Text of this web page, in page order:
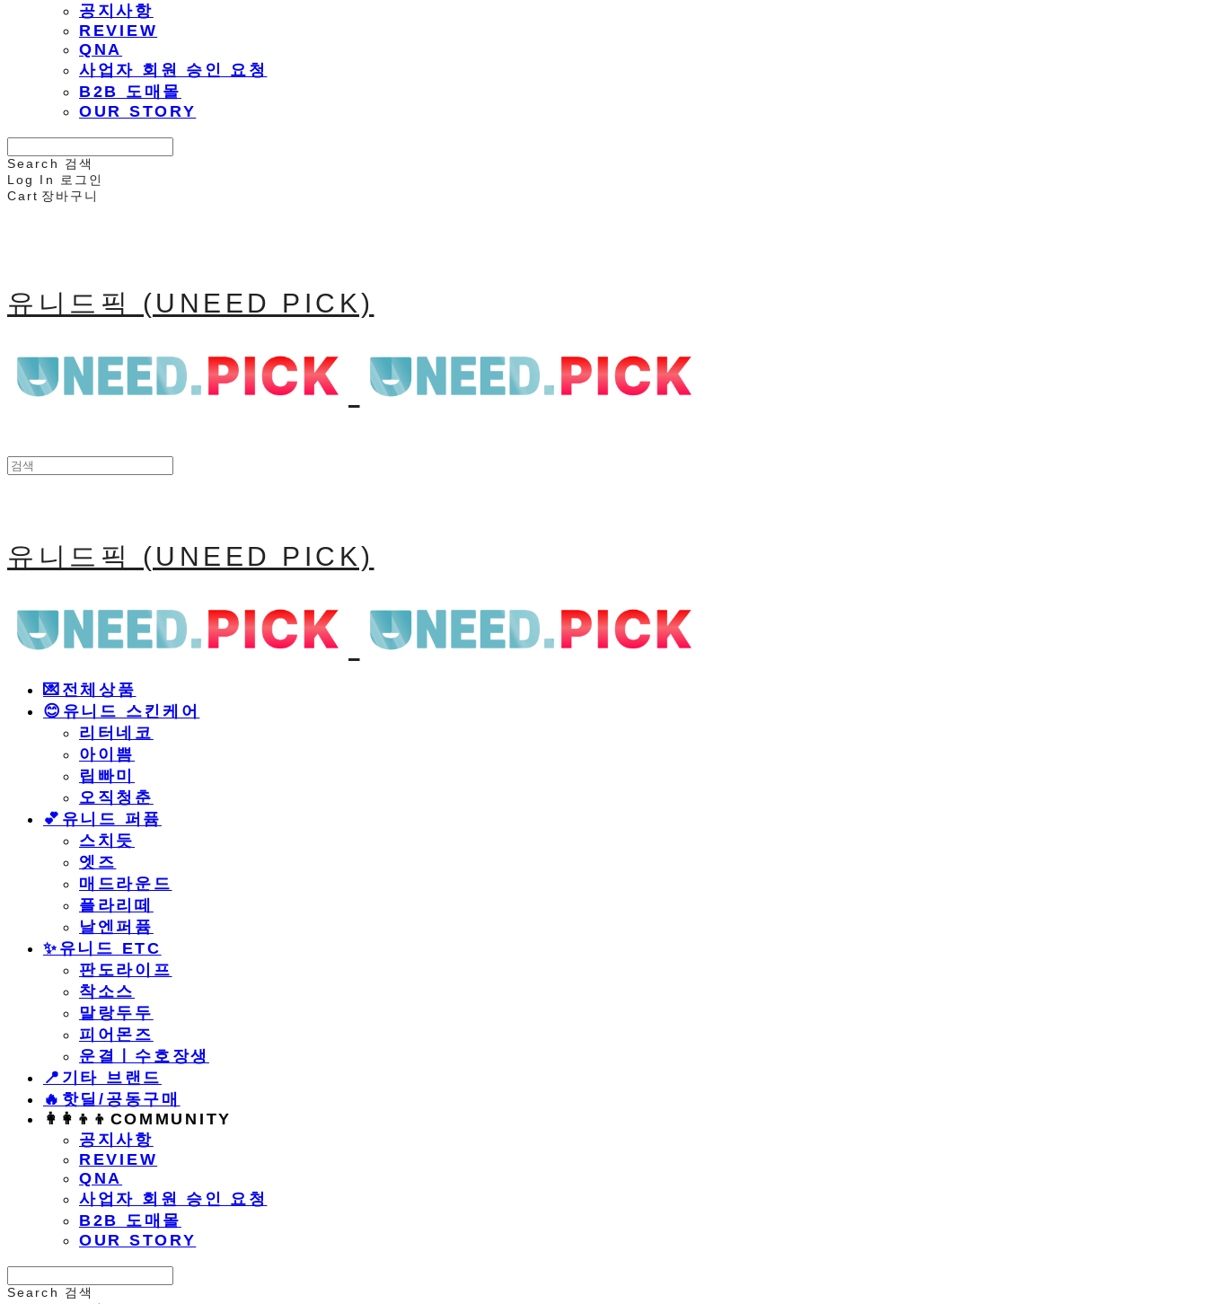
공지사항
REVIEW
QNA
사업자 회원 승인 요청
B2B 도매몰
OUR STORY
Search
검색
Log In
로그인
Cart 장바구니
유니드픽 (UNEED PICK)
유니드픽 (UNEED PICK)
💌전체상품
😊유니드 스킨케어
리터네코
아이쁨
립빠미
오직청춘
💕유니드 퍼퓸
스치듯
엣즈
매드라운드
플라리떼
날엔퍼퓸
​✨유니드 ETC
판도라이프
착소스
말랑두두
피어몬즈
운결ㅣ수호장생
📍기타 브랜드
🔥핫딜/공동구매
👩‍👩‍👦‍👦COMMUNITY
공지사항
REVIEW
QNA
사업자 회원 승인 요청
B2B 도매몰
OUR STORY
Search
검색